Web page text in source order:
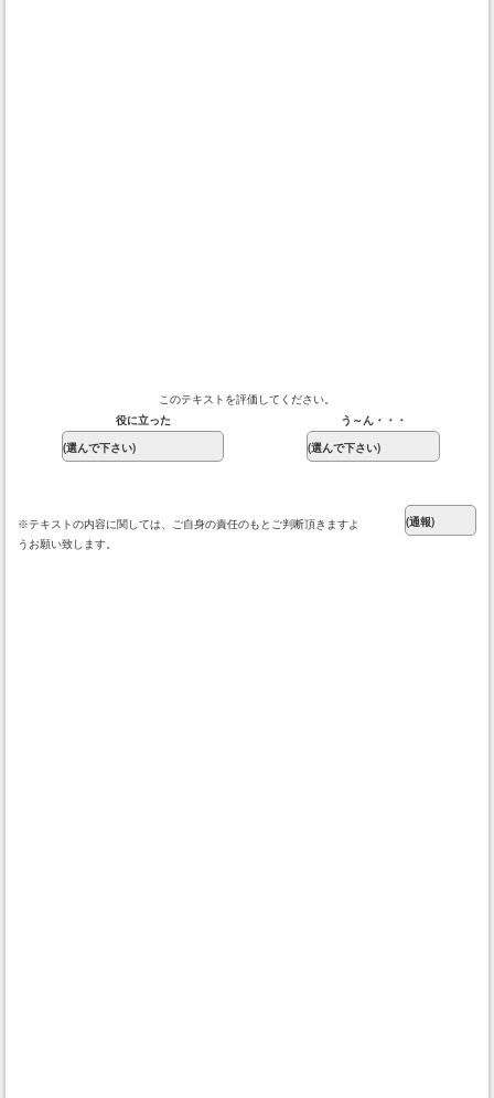
このテキストを評価してください。
役に立った
う～ん・・・
※テキストの内容に関しては、ご自身の責任のもとご判断頂きますよ
うお願い致します。